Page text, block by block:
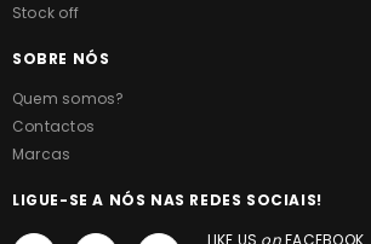
Stock off
SOBRE NÓS
Quem somos?
Contactos
Marcas
LIGUE-SE A NÓS NAS REDES SOCIAIS!
LIKE US onFACEBOOK